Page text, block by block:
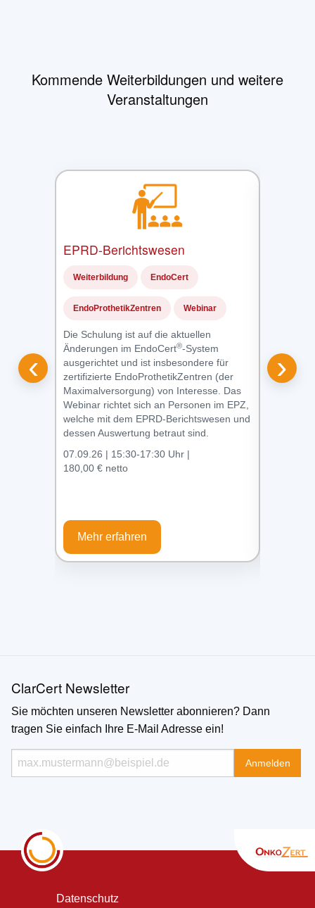
Kommende Weiterbildungen und weitere
Veranstaltungen
‹
EPRD-Berichtswesen
Weiterbildung EndoCert
EndoProthetikZentren Webinar
Die Schulung ist auf die aktuellen
Änderungen im EndoCert®-System
ausgerichtet und ist insbesondere für
zertifizierte EndoProthetikZentren (der
Maximalversorgung) von Interesse. Das
Webinar richtet sich an Personen im EPZ,
welche mit dem EPRD-Berichtswesen und
dessen Auswertung betraut sind.
07.09.26 | 15:30-17:30 Uhr |
180,00 € netto
Mehr erfahren
Demenz
MAKS®
›
ClarCert Newsletter
Sie möchten unseren Newsletter abonnieren? Dann
tragen Sie einfach Ihre E-Mail Adresse ein!
Datenschutz